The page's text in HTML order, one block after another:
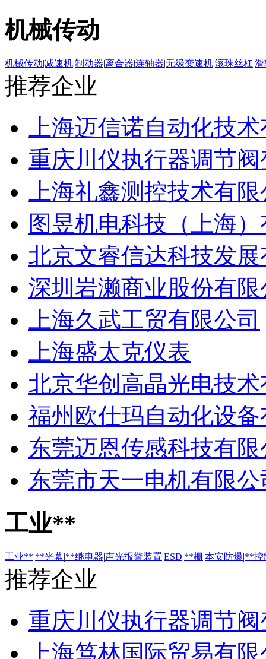
机械传动
机械传动|减速机|制动器|离合器|连轴器|无级变速机|滚珠丝杠|滑
推荐企业
上海迈信诺自动化技
重庆川仪执行器调节
上海礼鑫测控技术有
图昱机电科技（上海
北京文睿信达科技发
深圳岩濑商业股份有限
上海久武工贸有限公司
上海盛太克仪表
北京华创高晶光电技
福州欧仕玛自动化设
东莞迈恩传感科技有限
东莞市天一电机有限公
工业**
工业**|**光幕|**继电器|声光报警装置|ESD|**栅|本安防爆|**控
推荐企业
重庆川仪执行器调节
上海笃林国际贸易有